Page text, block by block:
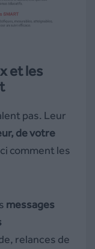
et les
pas. Leur
de votre
comment les
messages
relances de